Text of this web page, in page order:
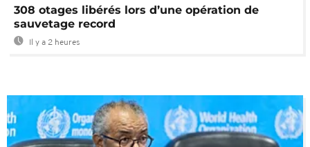
308 otages libérés lors d’une opération de
sauvetage record
Il y a 2 heures